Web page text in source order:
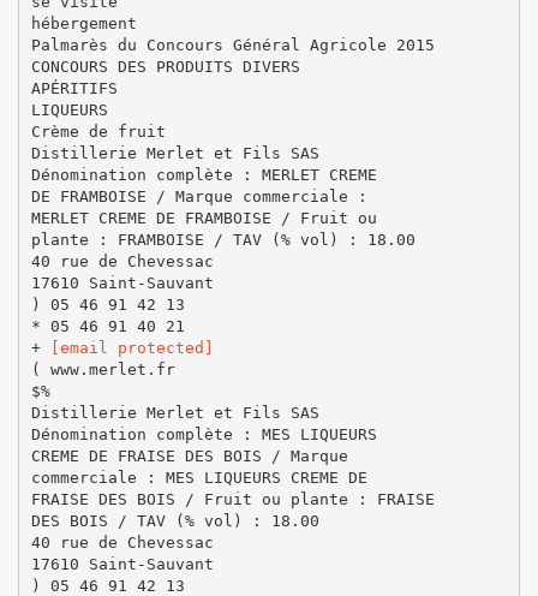
hébergement
Palmarès du Concours Général Agricole 2015
CONCOURS DES PRODUITS DIVERS
APÉRITIFS
LIQUEURS
Crème de fruit
Distillerie Merlet et Fils SAS
Dénomination complète : MERLET CREME
DE FRAMBOISE / Marque commerciale :
MERLET CREME DE FRAMBOISE / Fruit ou
plante : FRAMBOISE / TAV (% vol) : 18.00
40 rue de Chevessac
17610 Saint-Sauvant
) 05 46 91 42 13
* 05 46 91 40 21
+
[email protected]
( www.merlet.fr
$%
Distillerie Merlet et Fils SAS
Dénomination complète : MES LIQUEURS
CREME DE FRAISE DES BOIS / Marque
commerciale : MES LIQUEURS CREME DE
FRAISE DES BOIS / Fruit ou plante : FRAISE
DES BOIS / TAV (% vol) : 18.00
40 rue de Chevessac
17610 Saint-Sauvant
) 05 46 91 42 13